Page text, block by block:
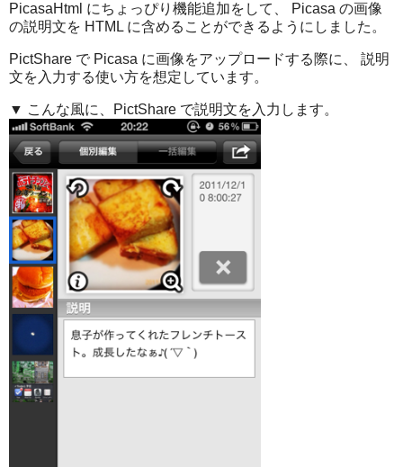
PicasaHtml にちょっぴり機能追加をして、 Picasa の画像
の説明文を HTML に含めることができるようにしました。
PictShare で Picasa に画像をアップロードする際に、 説明
文を入力する使い方を想定しています。
▼ こんな風に、PictShare で説明文を入力します。